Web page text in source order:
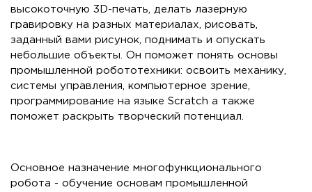
высокоточную 3D-печать, делать лазерную
гравировку на разных материалах, рисовать,
заданный вами рисунок, поднимать и опускать
небольшие объекты. Он поможет понять основы
промышленной робототехники: освоить механику,
системы управления, компьютерное зрение,
программирование на языке Scratch а также
поможет раскрыть творческий потенциал.
Основное назначение многофункционального
робота - обучение основам промышленной